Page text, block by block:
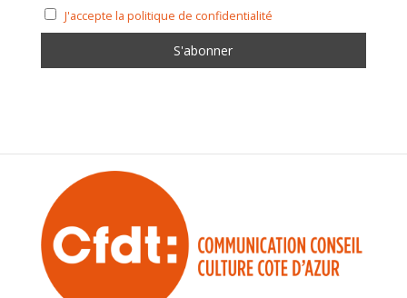
J'accepte la politique de confidentialité